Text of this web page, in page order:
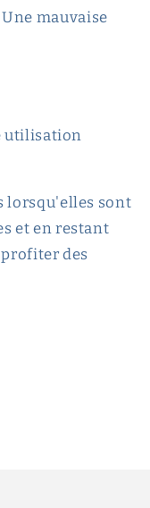
mauvaise
utilisation
lorsqu'elles sont
et en restant
des